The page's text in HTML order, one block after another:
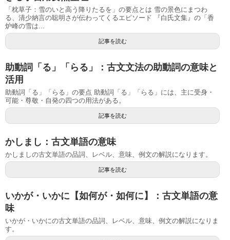
「枕草子：雪のいと高う降りたるを」の要点とは 雪の景色にまつわ
る、清少納言の聡明さが伝わってくるエピソード 『白氏文集』の「香
炉峰の雪は...
記事を読む
助動詞「る」「らる」：古文文法の助動詞の意味と
活用
助動詞「る」「らる」の要点 助動詞「る」「らる」には、主に受身・
可能・尊敬・自発の四つの用法がある。
記事を読む
かしまし：古文単語の意味
かしましの古文単語の品詞、レベル、意味、例文の解説になります。
記事を読む
いかが・いかに【如何が・如何に】：古文単語の意
味
いかが・いかにの古文単語の品詞、レベル、意味、例文の解説になりま
す。